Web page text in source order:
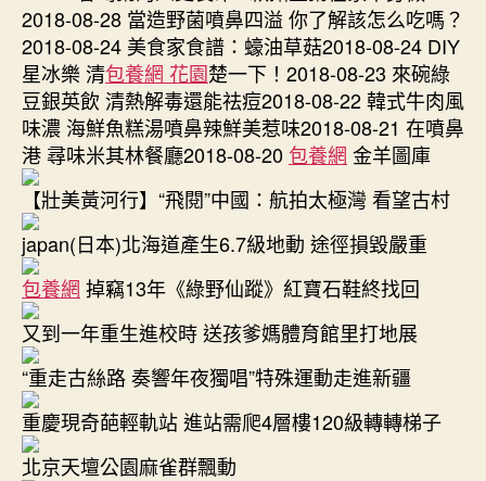
2018-08-28 當造野菌噴鼻四溢 你了解該怎么吃嗎？
2018-08-24 美食家食譜：蠔油草菇2018-08-24 DIY
星冰樂 清包養網 花園楚一下！2018-08-23 來碗綠
豆銀英飲 清熱解毒還能祛痘2018-08-22 韓式牛肉風
味濃 海鮮魚糕湯噴鼻辣鮮美惹味2018-08-21 在噴鼻
港 尋味米其林餐廳2018-08-20包養網 金羊圖庫
【壯美黃河行】“飛閱”中國：航拍太極灣 看望古村
japan(日本)北海道產生6.7級地動 途徑損毀嚴重
包養網 掉竊13年《綠野仙蹤》紅寶石鞋終找回
又到一年重生進校時 送孩爹媽體育館里打地展
“重走古絲路 奏響年夜獨唱”特殊運動走進新疆
重慶現奇葩輕軌站 進站需爬4層樓120級轉轉梯子
北京天壇公園麻雀群飄動